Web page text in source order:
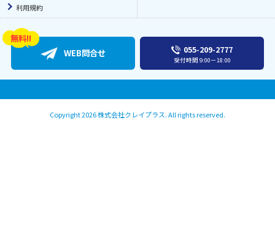
利用規約
055-209-2777
受付時間 9:00－18:00
WEB問合せ
Copyright 2026 株式会社クレイプラス. All rights reserved.